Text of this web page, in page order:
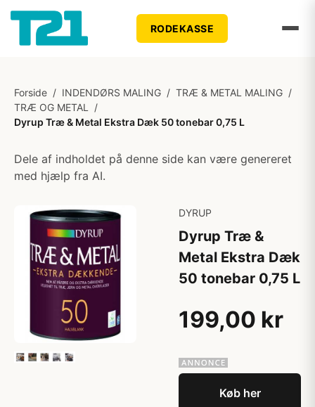
RODEKASSE
Forside / INDENDØRS MALING / TRÆ & METAL MALING /
TRÆ OG METAL
/
Dyrup Træ & Metal Ekstra Dæk 50 tonebar 0,75 L
Dele af indholdet på denne side kan være genereret
med hjælp fra AI.
DYRUP
Dyrup Træ &
Metal Ekstra Dæk
50 tonebar 0,75 L
199,00 kr
Køb her